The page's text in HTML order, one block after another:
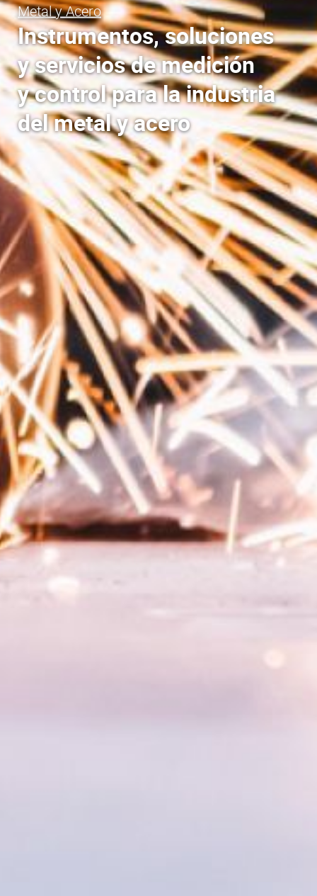
Metal y Acero
Instrumentos, soluciones
y servicios de medición
y control para la industria
del metal y acero